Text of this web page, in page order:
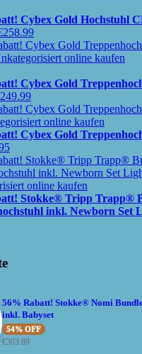
Cybex Gold Hochstuhl
258.99
Cybex Gold
249.99
Cybex Gold
Stokke® Tripp Trapp®
inkl. Newborn Set
56% Rabatt! Stokke® Nomi
inkl. Babyset
54% OFF
€303.89